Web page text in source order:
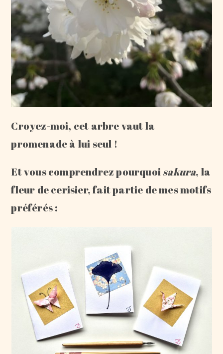
Croyez-moi, cet arbre vaut la
promenade à lui seul !
Et vous comprendrez pourquoisakura, la
fleur de cerisier, fait partie de mes motifs
préférés :